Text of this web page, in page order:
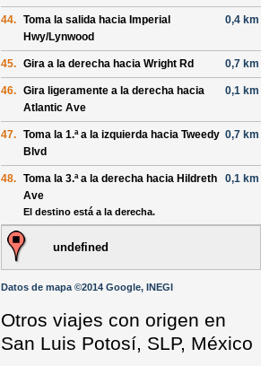
44. Toma la salida hacia Imperial
Hwy/Lynwood
0,4 km
45. Gira a la derecha hacia Wright Rd 0,7 km
46. Gira ligeramente a la derecha hacia
Atlantic Ave
0,1 km
47. Toma la 1.ª a la izquierda hacia Tweedy
Blvd
0,7 km
48. Toma la 3.ª a la derecha hacia Hildreth
Ave
El destino está a la derecha.
0,1 km
undefined
Datos de mapa ©2014 Google, INEGI
Otros viajes con origen en
San Luis Potosí, SLP, México